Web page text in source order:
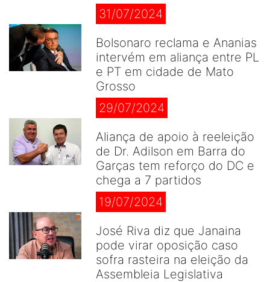
31/07/2024
Bolsonaro reclama e Ananias
intervém em aliança entre PL
e PT em cidade de Mato
Grosso
29/07/2024
Aliança de apoio à reeleição
de Dr. Adilson em Barra do
Garças tem reforço do DC e
chega a 7 partidos
19/07/2024
José Riva diz que Janaina
pode virar oposição caso
sofra rasteira na eleição da
Assembleia Legislativa